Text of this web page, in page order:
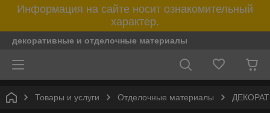
Информация на сайте носит ознакомительный
характер.
декоративные и отделочные материалы
Товары и услуги Отделочные материалы